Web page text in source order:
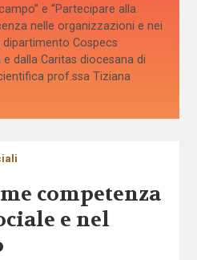
e “Partecipare alla
nelle organizzazioni e nei
Cospecs
e dalla Caritas diocesana di
prof.ssa Tiziana
competenza
e nel